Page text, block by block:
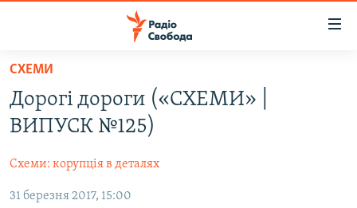
Перейти
основного
матеріалу
до
навігації
РАДІО СВОБОДА – 70 РОКІВ
ВСЕ ЗА ДОБУ
ПОЛІТИКА
ЕКОНОМІКА
ВІЙНА
РОСІЙСЬКА «ФІЛЬТРАЦІЯ»
СХЕМИ
Дорогі дороги («СХЕМИ» |
ВИПУСК №125)
Схеми: корупція в деталях
31 березня 2017, 15:00